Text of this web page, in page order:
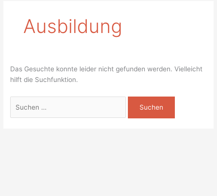
Ausbildung
Das Gesuchte konnte leider nicht gefunden werden. Vielleicht
hilft die Suchfunktion.